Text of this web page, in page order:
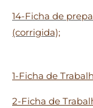
14-Ficha de
(corrigida);
1-Ficha de
2-Ficha de